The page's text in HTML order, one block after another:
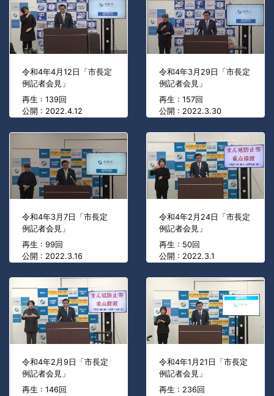
令和4年4月12日「市長定
例記者会見」
再生 : 139回
公開 : 2022.4.12
令和4年3月29日「市長定
例記者会見」
再生 : 157回
公開 : 2022.3.30
令和4年3月7日「市長定
例記者会見」
再生 : 99回
公開 : 2022.3.16
令和4年2月24日「市長定
例記者会見」
再生 : 50回
公開 : 2022.3.1
令和4年2月9日「市長定
例記者会見」
再生 : 146回
令和4年1月21日「市長定
例記者会見」
再生 : 236回